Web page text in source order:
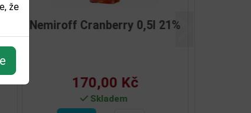
že
Nemiroff De Luxe 1,0l 40%
477,00 Kč
Skladem